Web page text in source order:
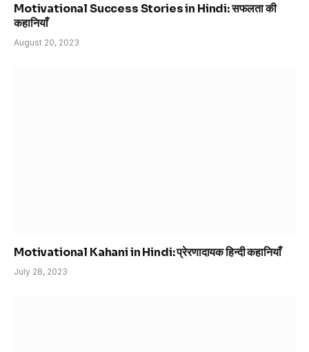
Motivational Success Stories in Hindi: सफलता की
कहानियाँ
August 20, 2023
Motivational Kahani in Hindi: प्रेरणादायक हिन्दी कहानियाँ
July 28, 2023